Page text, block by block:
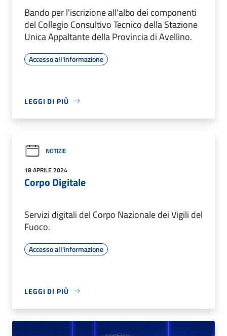
Bando per l'iscrizione all'albo dei componenti
del Collegio Consultivo Tecnico della Stazione
Unica Appaltante della Provincia di Avellino.
Accesso all'informazione
LEGGI DI PIÙ
NOTIZIE
18 APRILE 2024
Corpo Digitale
Servizi digitali del Corpo Nazionale dei Vigili del
Fuoco.
Accesso all'informazione
LEGGI DI PIÙ